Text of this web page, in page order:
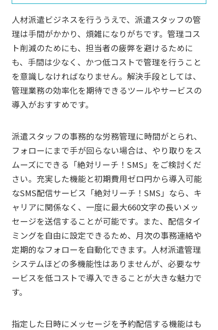
人材派遣ビジネスを行ううえで、派遣スタッフの管
理は手間がかかり、煩雑になりがちです。管理コス
ト削減のためにも、担当者の疲弊を避けるために
も、手間は少なく、かつ低コストで管理を行うこと
を意識しなければなりません。解決手段としては、
管理業務の効率化を期待できるツールやサービスの
導入がおすすめです。
派遣スタッフの事務的な労務管理に時間がとられ、
フォローにまで手が回らない場合は、やり取りをス
ムーズにできる「絶対リーチ！SMS」をご検討くだ
さい。充実した機能と初期費用ゼロ円から導入可能
なSMS配信サービス「絶対リーチ！SMS」なら、キ
ャリアに関係なく、一度に最大660文字の長いメッ
セージを送信することが可能です。また、配信タイ
ミングを自由に設定できるため、月次の事務連絡や
定期的なフォローを自動化できます。人材派遣管理
システムほどの多機能性はありませんが、必要なサ
ービスを低コストで導入できることが大きな魅力で
す。
指定した日時にメッセージを予約配信する機能はも